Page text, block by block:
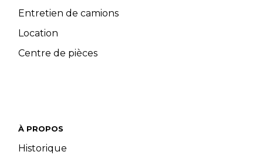
Entretien de camions
Location
Centre de pièces
À PROPOS
Historique